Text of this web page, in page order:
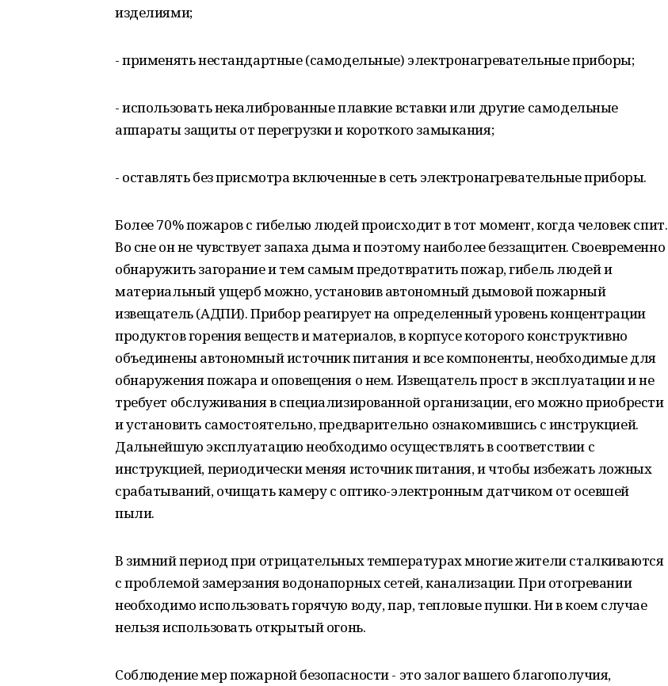
изделиями;
- применять нестандартные (самодельные) электронагревательные приборы;
- использовать некалиброванные плавкие вставки или другие самодельные
аппараты защиты от перегрузки и короткого замыкания;
- оставлять без присмотра включенные в сеть электронагревательные приборы.
Более 70% пожаров с гибелью людей происходит в тот момент, когда человек спит.
Во сне он не чувствует запаха дыма и поэтому наиболее беззащитен. Своевременно
обнаружить загорание и тем самым предотвратить пожар, гибель людей и
материальный ущерб можно, установив автономный дымовой пожарный
извещатель (АДПИ). Прибор реагирует на определенный уровень концентрации
продуктов горения веществ и материалов, в корпусе которого конструктивно
объединены автономный источник питания и все компоненты, необходимые для
обнаружения пожара и оповещения о нем. Извещатель прост в эксплуатации и не
требует обслуживания в специализированной организации, его можно приобрести
и установить самостоятельно, предварительно ознакомившись с инструкцией.
Дальнейшую эксплуатацию необходимо осуществлять в соответствии с
инструкцией, периодически меняя источник питания, и чтобы избежать ложных
срабатываний, очищать камеру с оптико-электронным датчиком от осевшей
пыли.
В зимний период при отрицательных температурах многие жители сталкиваются
с проблемой замерзания водонапорных сетей, канализации. При отогревании
необходимо использовать горячую воду, пар, тепловые пушки. Ни в коем случае
нельзя использовать открытый огонь.
Соблюдение мер пожарной безопасности - это залог вашего благополучия,